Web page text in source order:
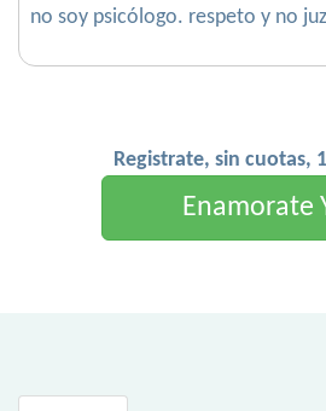
no soy psicólogo. respeto y no
Registrate, sin cuotas,
Enamorate